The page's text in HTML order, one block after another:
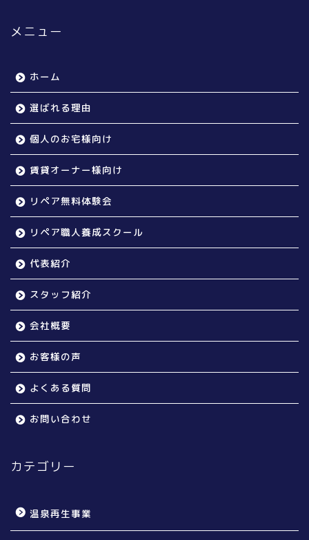
メニュー
ホーム
選ばれる理由
個人のお宅様向け
賃貸オーナー様向け
リペア無料体験会
リペア職人養成スクール
代表紹介
スタッフ紹介
会社概要
お客様の声
よくある質問
お問い合わせ
カテゴリー
温泉再生事業